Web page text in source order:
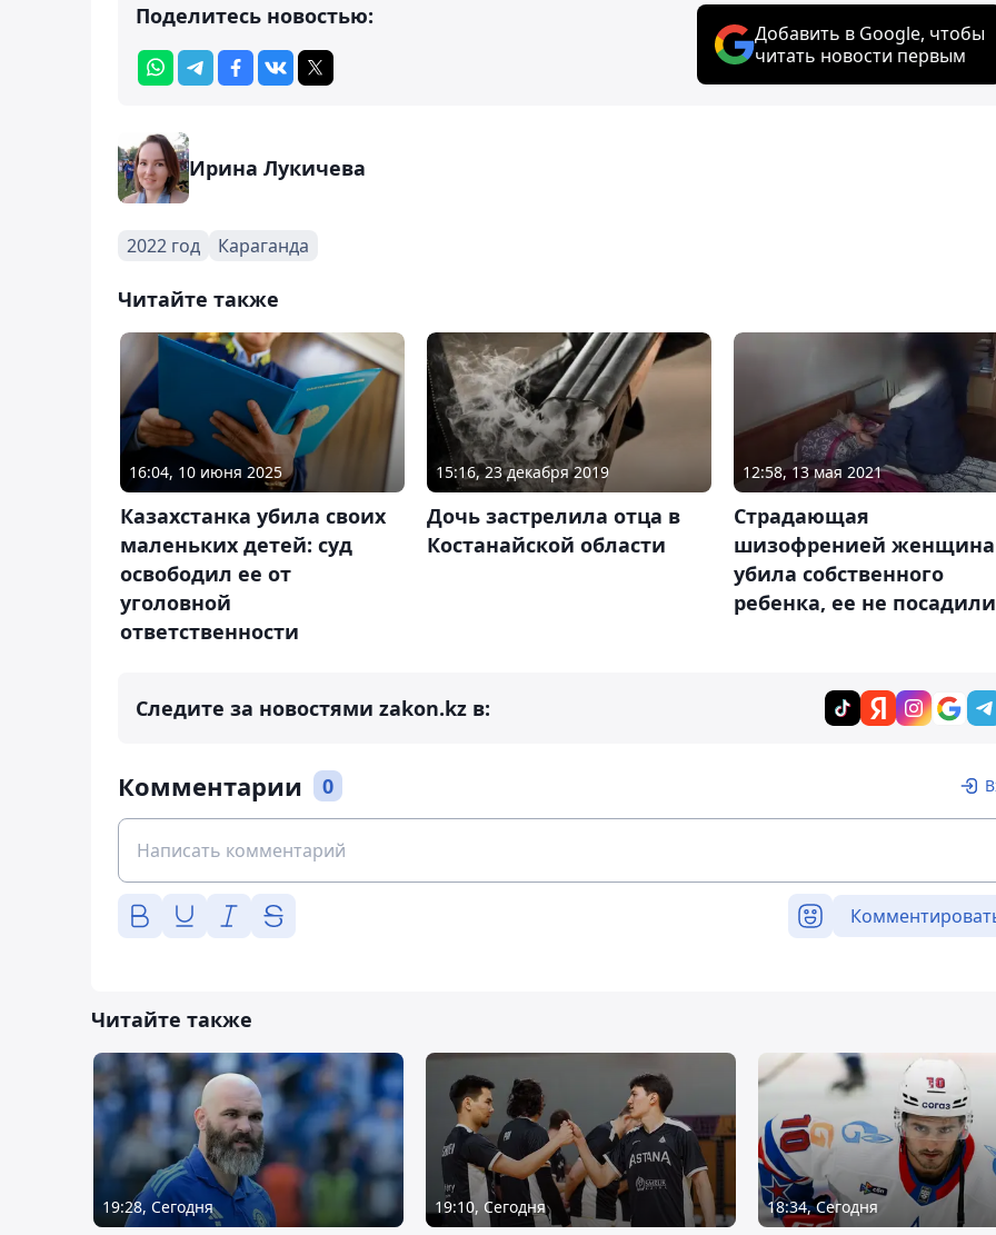
Поделитесь новостью:
Добавить в Google, чтобы
читать новости первым
Ирина Лукичева
2022 год Караганда
Читайте также
16:04, 10 июня 2025
Казахстанка убила своих
маленьких детей: суд
освободил ее от
уголовной
ответственности
15:16, 23 декабря 2019
Дочь застрелила отца в
Костанайской области
12:58, 13 мая 2021
Страдающая
шизофренией женщина
убила собственного
ребенка, ее не посадили
Следите за новостями zakon.kz в:
Комментарии 0
Читайте также
19:28, Сегодня 19:10, Сегодня 18:34, Сегодня